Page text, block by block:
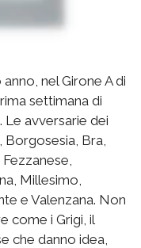
nel Girone A di
settimana di
avversarie dei
Bra,
Millesimo,
e Valenzana. Non
come i Grigi, il
che danno idea,